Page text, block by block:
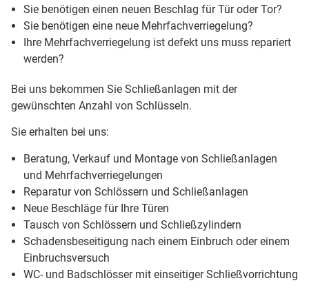
Sie benötigen einen neuen Beschlag für Tür oder Tor?
Sie benötigen eine neue Mehrfachverriegelung?
Ihre Mehrfachverriegelung ist defekt uns muss repariert
werden?
Bei uns bekommen Sie Schließanlagen mit der
gewünschten Anzahl von Schlüsseln.
Sie erhalten bei uns:
Beratung, Verkauf und Montage von Schließanlagen
und Mehrfachverriegelungen
Reparatur von Schlössern und Schließanlagen
Neue Beschläge für Ihre Türen
Tausch von Schlössern und Schließzylindern
Schadensbeseitigung nach einem Einbruch oder einem
Einbruchsversuch
WC- und Badschlösser mit einseitiger Schließvorrichtung